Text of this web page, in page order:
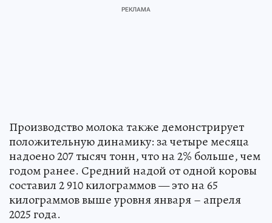
Производство молока также демонстрирует
положительную динамику: за четыре месяца
надоено 207 тысяч тонн, что на 2% больше, чем
годом ранее. Средний надой от одной коровы
составил 2 910 килограммов — это на 65
килограммов выше уровня января – апреля
2025 года.